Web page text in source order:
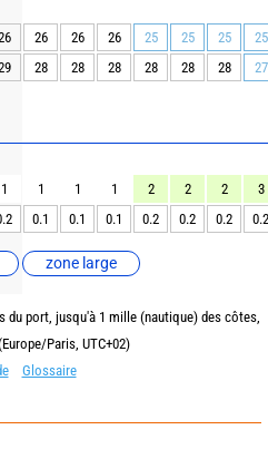
zone large
26 26 26 25 25 25
25
28 28 28 28 28 28 27
1 1 1 1 2 2 2
3
0.1 0.1 0.1 0.2 0.2 0.2 0.2
du port, jusqu'à 1 mille (nautique) des côtes,
Paris, UTC+02)
Glossaire